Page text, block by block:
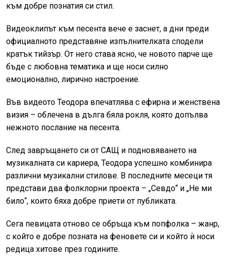
към добре познатия си стил.
Видеоклипът към песента вече е заснет, а дни преди
официалното представяне изпълнителката сподели
кратък тийзър. От него става ясно, че новото парче ще
бъде с любовна тематика и ще носи силно
емоционално, лирично настроение.
Във видеото Теодора впечатлява с ефирна и женствена
визия – облечена в дълга бяла рокля, която допълва
нежното послание на песента.
След завръщането си от САЩ и подновяването на
музикалната си кариера, Теодора успешно комбинира
различни музикални стилове. В последните месеци тя
представи два фолклорни проекта – „Севдо“ и „Не ми
било“, които бяха добре приети от публиката.
Сега певицата отново се обръща към попфолка – жанр,
с който е добре позната на феновете си и който ѝ носи
редица хитове през годините.